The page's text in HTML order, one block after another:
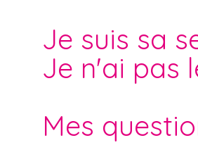
Je suis sa
Je n'ai pas
Mes